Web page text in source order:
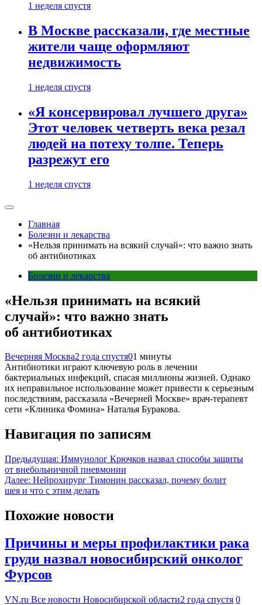
1 неделя спустя
В Москве рассказали, где местные
жители чаще оформляют
недвижимость
1 неделя спустя
«Я консервировал лучшего друга»
Этот человек четверть века резал
людей на потеху толпе. Теперь
разрежут его
1 неделя спустя
Главная
Болезни и лекарства
«Нельзя принимать на всякий случай»: что важно знать
об антибиотиках
Болезни и лекарства
«Нельзя принимать на всякий
случай»: что важно знать
об антибиотиках
Вечерняя Москва2 года спустя01 минуты
Антибиотики играют ключевую роль в лечении
бактериальных инфекций, спасая миллионы жизней. Однако
их неправильное использование может привести к серьезным
последствиям, рассказала «Вечерней Москве» врач-терапевт
сети «Клиника Фомина» Наталья Буракова.
Навигация по записям
Предыдущая: Иммунолог Крючков назвал способы защиты
от внебольничной пневмонии
Далее: Нейрохирург Тимонин рассказал, почему болит
шея и что с этим делать
Похожие новости
Причины и меры профилактики рака
груди назвал новосибирский онколог
Фурсов
VN.ru Все новости Новосибирской области2 года спустя 0